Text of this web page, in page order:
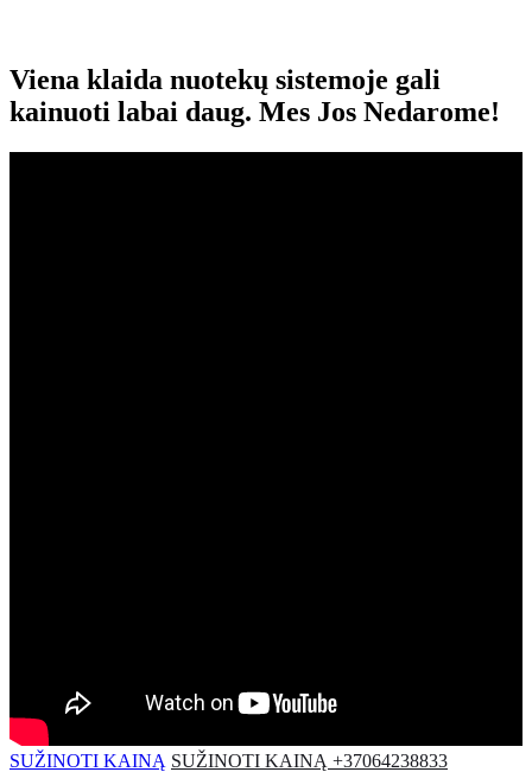
Viena klaida nuotekų sistemoje gali
kainuoti labai daug. Mes Jos Nedarome!
SUŽINOTI KAINĄ SUŽINOTI KAINĄ +37064238833